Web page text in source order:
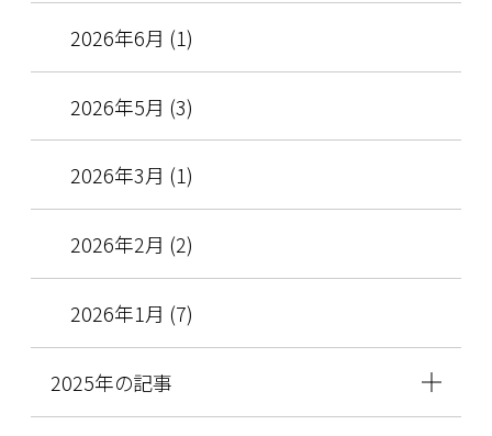
2026年6月 (1)
2026年5月 (3)
2026年3月 (1)
2026年2月 (2)
2026年1月 (7)
2025年の記事